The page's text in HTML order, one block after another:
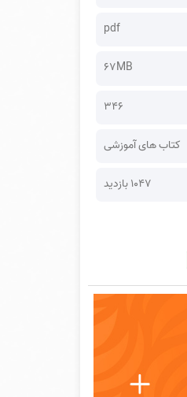
pdf
67MB
346
کتاب های آموزشی
1047 بازدید